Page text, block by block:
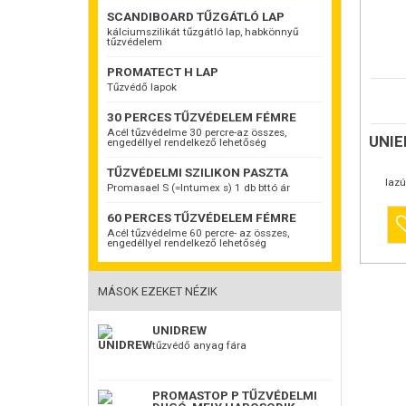
SCANDIBOARD TŰZGÁTLÓ LAP
kálciumszilikát tűzgátló lap, habkönnyű
tűzvédelem
PROMATECT H LAP
Tűzvédő lapok
30 PERCES TŰZVÉDELEM FÉMRE
Acél tűzvédelme 30 percre-az összes,
engedéllyel rendelkező lehetőség
TŰZVÉDELMI SZILIKON PASZTA
Promasael S (=Intumex s) 1 db bttó ár
60 PERCES TŰZVÉDELEM FÉMRE
Acél tűzvédelme 60 percre- az összes,
engedéllyel rendelkező lehetőség
MÁSOK EZEKET NÉZIK
UNIDREW
tűzvédő anyag fára
PROMASTOP P TŰZVÉDELMI
ETA-18/